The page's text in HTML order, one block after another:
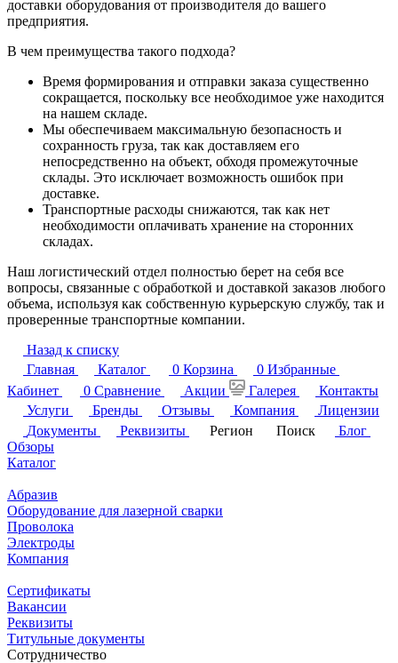
доставки оборудования от производителя до вашего
предприятия.
В чем преимущества такого подхода?
Время формирования и отправки заказа существенно
сокращается, поскольку все необходимое уже находится
на нашем складе.
Мы обеспечиваем максимальную безопасность и
сохранность груза, так как доставляем его
непосредственно на объект, обходя промежуточные
склады. Это исключает возможность ошибок при
доставке.
Транспортные расходы снижаются, так как нет
необходимости оплачивать хранение на сторонних
складах.
Наш логистический отдел полностью берет на себя все
вопросы, связанные с обработкой и доставкой заказов любого
объема, используя как собственную курьерскую службу, так и
проверенные транспортные компании.
Назад к списку
Главная
Каталог 0 Корзина 0 Избранные
Кабинет
0 Сравнение Акции Галерея
Контакты
Услуги
Бренды Отзывы Компания
Лицензии
Документы
Реквизиты Регион Поиск
Блог
Обзоры
Каталог
Абразив
Оборудование для лазерной сварки
Проволока
Электроды
Компания
Сертификаты
Вакансии
Реквизиты
Титульные документы
Сотрудничество